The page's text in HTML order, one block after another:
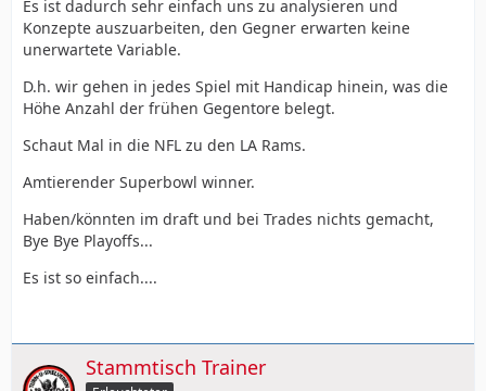
Es ist dadurch sehr einfach uns zu analysieren und
Konzepte auszuarbeiten, den Gegner erwarten keine
unerwartete Variable.
D.h. wir gehen in jedes Spiel mit Handicap hinein, was die
Höhe Anzahl der frühen Gegentore belegt.
Schaut Mal in die NFL zu den LA Rams.
Amtierender Superbowl winner.
Haben/könnten im draft und bei Trades nichts gemacht,
Bye Bye Playoffs...
Es ist so einfach....
Stammtisch Trainer